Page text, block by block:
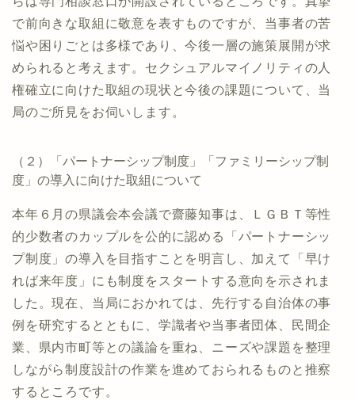
で前向きな取組に敬意を表すものですが、当事者の苦
悩や困りごとは多様であり、今後一層の施策展開が求
められると考えます。セクシュアルマイノリティの人
権確立に向けた取組の現状と今後の課題について、当
局のご所見をお伺いします。
（２）「パートナーシップ制度」「ファミリーシップ制
度」の導入に向けた取組について
本年６月の県議会本会議で齋藤知事は、ＬＧＢＴ等性
的少数者のカップルを公的に認める「パートナーシッ
プ制度」の導入を目指すことを明言し、加えて「早け
れば来年度」にも制度をスタートする意向を示されま
した。現在、当局におかれては、先行する自治体の事
例を研究するとともに、学識者や当事者団体、民間企
業、県内市町等との議論を重ね、ニーズや課題を整理
しながら制度設計の作業を進めておられるものと推察
するところです。